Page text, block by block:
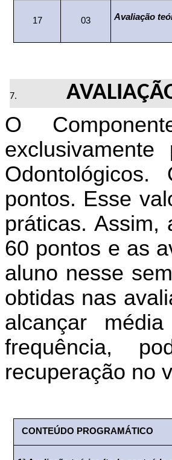
17 03 Avaliação
O
Odontológicos.
pontos. Esse
práticas. Assim,
60 pontos e as
aluno nesse
obtidas nas
alcançar
frequência,
recuperação no
CONTEÚDO PROGRAMÁTICO